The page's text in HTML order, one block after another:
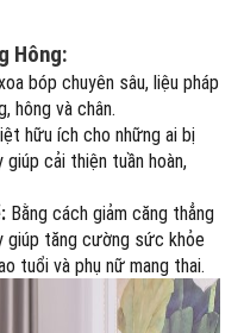
Hông:
bóp chuyên sâu, liệu pháp
hông và chân.
hữu ích cho những ai bị
giúp cải thiện tuần hoàn,
Bằng cách giảm căng thẳng
giúp tăng cường sức khỏe
tuổi và phụ nữ mang thai.